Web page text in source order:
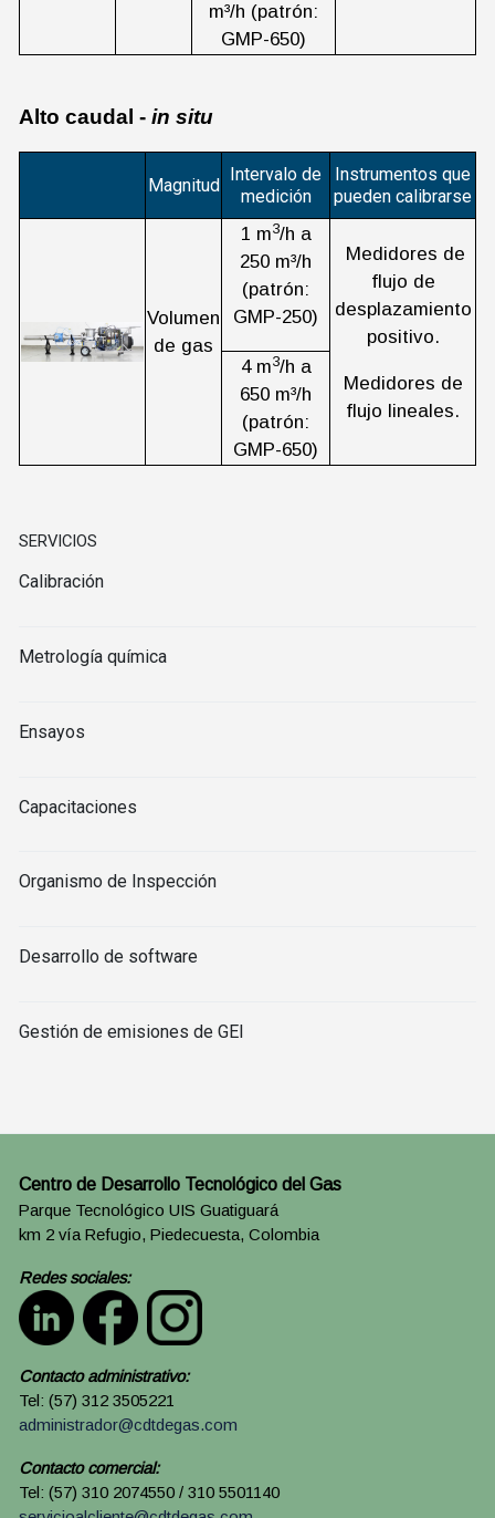
m³/h (patrón:
GMP-650)
Alto caudal - in situ
Magnitud
Intervalo de
medición
Instrumentos que
pueden calibrarse
Volumen
de gas
1 m3/h a
250 m³/h
(patrón:
GMP-250)
Medidores de
flujo de
desplazamiento
positivo.
Medidores de
flujo lineales.
4 m3/h a
650 m³/h
(patrón:
GMP-650)
SERVICIOS
Calibración
Metrología química
Ensayos
Capacitaciones
Organismo de Inspección
Desarrollo de software
Gestión de emisiones de GEI
Centro de Desarrollo Tecnológico del Gas
Parque Tecnológico UIS Guatiguará
km 2 vía Refugio, Piedecuesta, Colombia
Redes sociales:
Contacto administrativo:
Tel: (57) 312 3505221
administrador@cdtdegas.com
Contacto comercial:
Tel: (57) 310 2074550 / 310 5501140